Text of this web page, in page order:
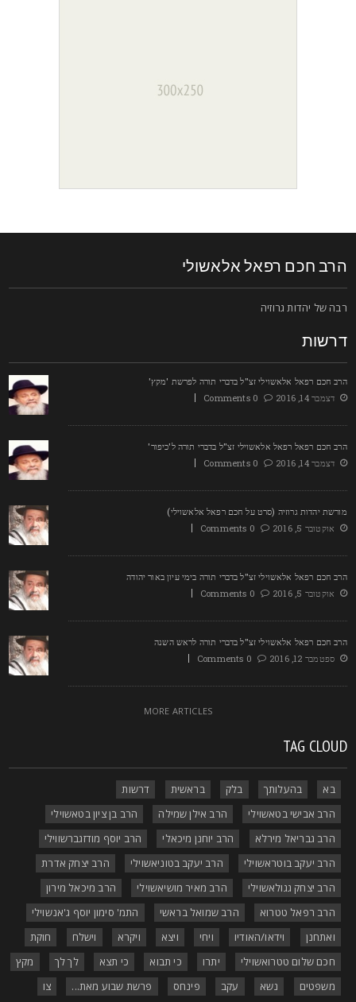
חכם רפאל אלאשולי
של יהדות גרוזיה
חכם רפאל אלאשוילי זצ"ל בדברי תורה לפרשת 'מקץ'
דצמבר 14, 2016
0 Comments
חכם רפאל רפאל אלאשוילי זצ"ל בדברי תורה ל'כיפור'
דצמבר 14, 2016
0 Comments
יהדות גרוזיה (סרט על חכם רפאל אלאשוילי)
אוקטובר 5, 2016
0 Comments
חכם רפאל אלאשוילי זצ"ל בדברי תורה בימי עיון באור יהודה
אוקטובר 5, 2016
0 Comments
חכם רפאל אלאשוילי זצ"ל בדברי תורה לראש השנה
ספטמבר 12, 2016
0 Comments
MORE ARTICLES
TAG
בא בהעלותך בלק בראשית
דרשות
הרב אבישי בטאשוילי
הרב אילן שמילה
הרב בן ציון בטאשוילי
הרב גבריאל מירלא
הרב יוחנן מיכאלי
הרב יוסף מודזגברשווילי
הרב יעקב בוטראשוילי
הרב יעקב בטוניאשוילי
הרב יצחק אדרת
הרב יצחק גגולאשוילי
הרב מאיר מושיאשוילי
הרב מיכאל מירון
הרב רפאל טטרוא
הרב שמואל בראשי
התמ' סימון יוסף ג'אנשוילי
ואתחנן
וידאו/האודיו ויחי ויצא ויקרא וישלח
חוקת
חכם שלום טטרואשוילי
יתרו כי תבוא כי תצא לך לך
מקץ
משפטים
נשא עקב פינחס פרשת שבוע מאת...